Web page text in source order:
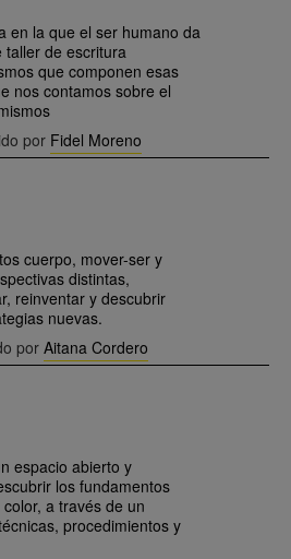
en la que el ser humano da
taller de escritura
que componen esas
nos contamos sobre el
por Fidel Moreno
cuerpo, mover-ser y
distintas,
reinventar y descubrir
nuevas.
por Aitana Cordero
espacio abierto y
los fundamentos
a través de un
procedimientos y